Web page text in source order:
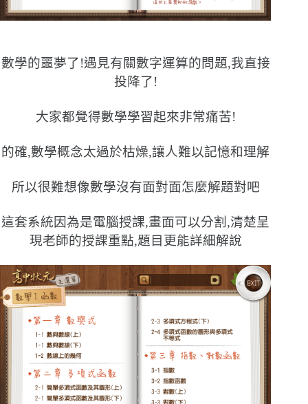
數學的噩夢了!遇見有關數字運算的問題,我直接
投降了!
大家都覺得數學學習起來非常痛苦!
的確,數學概念太過於枯燥,讓人難以記憶和理解
所以很難想像數學沒有面對面怎麼解題對吧
這套系統因為是電腦授課,畫面可以分割,清楚呈
現老師的授課重點,題目更能詳細解說